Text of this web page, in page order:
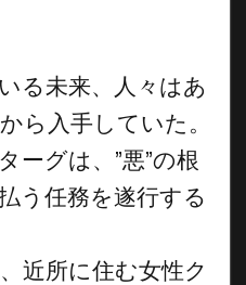
る未来、人々はあ
ら入手していた。
ーグは、”悪”の根
う任務を遂行する
近所に住む女性ク